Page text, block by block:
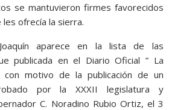
se mantuvieron firmes favorecidos
ofrecía la sierra.
aparece en la lista de las
publicada en el Diario Oficial ” La
con motivo de la publicación de un
por la XXXII legislatura y
C. Noradino Rubio Ortiz, el 3